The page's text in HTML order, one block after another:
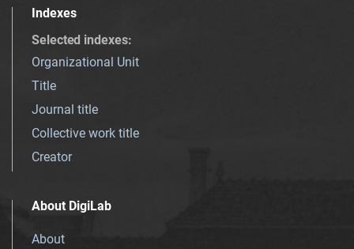
Indexes
Selected indexes:
Organizational Unit
Title
Journal title
Collective work title
Creator
About DigiLab
About